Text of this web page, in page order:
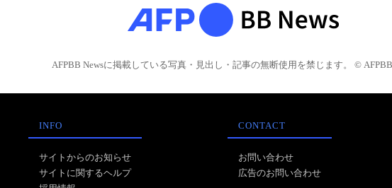
AFPBB Newsに掲載している写真・見出し・記事の無断使用を禁じます。 © AFPBB
INFO
サイトからのお知らせ
サイトに関するヘルプ
CONTACT
お問い合わせ
広告のお問い合わせ